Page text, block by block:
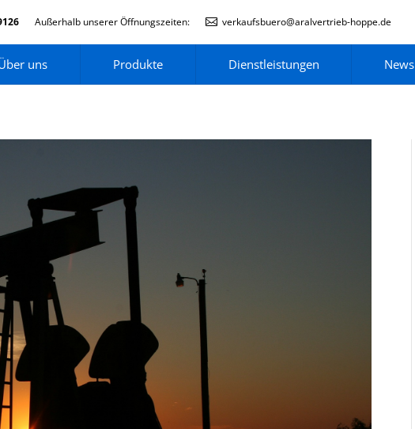
Außerhalb unserer Öffnungszeiten: verkaufsbuero@aralvertrieb-hoppe.de
uns Produkte Dienstleistungen News